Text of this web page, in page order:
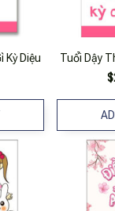
Kỳ Diệu
Tuổi Dậy